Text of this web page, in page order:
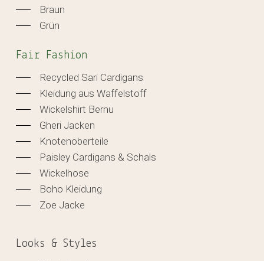
Braun
Grün
Fair Fashion
Recycled Sari Cardigans
Kleidung aus Waffelstoff
Wickelshirt Bernu
Gheri Jacken
Knotenoberteile
Paisley Cardigans & Schals
Wickelhose
Boho Kleidung
Zoe Jacke
Looks & Styles